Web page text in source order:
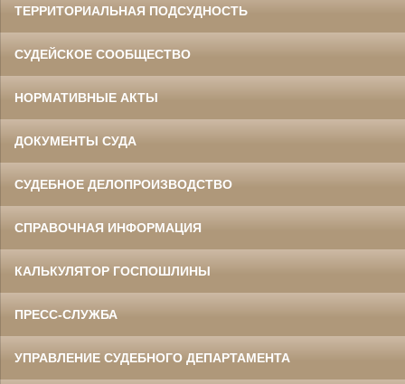
ТЕРРИТОРИАЛЬНАЯ ПОДСУДНОСТЬ
СУДЕЙСКОЕ СООБЩЕСТВО
НОРМАТИВНЫЕ АКТЫ
ДОКУМЕНТЫ СУДА
СУДЕБНОЕ ДЕЛОПРОИЗВОДСТВО
СПРАВОЧНАЯ ИНФОРМАЦИЯ
КАЛЬКУЛЯТОР ГОСПОШЛИНЫ
ПРЕСС-СЛУЖБА
УПРАВЛЕНИЕ СУДЕБНОГО ДЕПАРТАМЕНТА